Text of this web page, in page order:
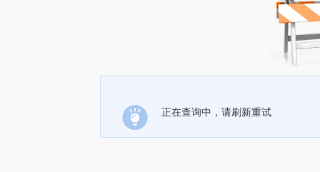
正在查询中，请刷新重试